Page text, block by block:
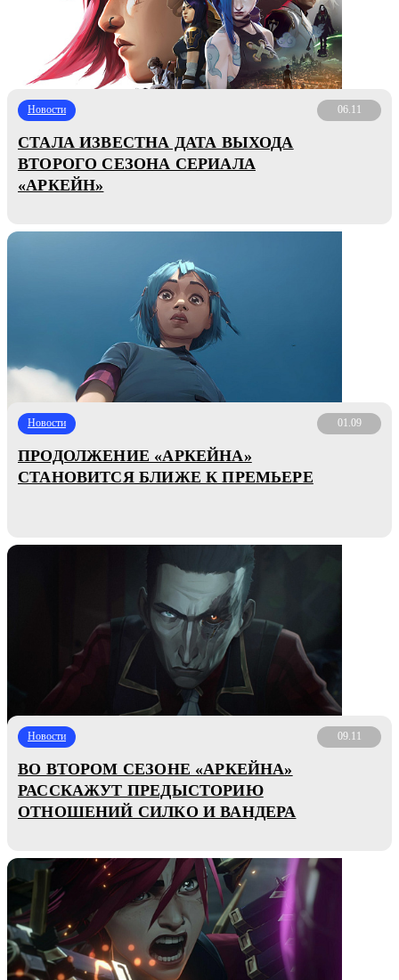
Новости 06.11
СТАЛА ИЗВЕСТНА ДАТА ВЫХОДА
ВТОРОГО СЕЗОНА СЕРИАЛА
«АРКЕЙН»
Новости 01.09
ПРОДОЛЖЕНИЕ «АРКЕЙНА»
СТАНОВИТСЯ БЛИЖЕ К ПРЕМЬЕРЕ
Новости 09.11
ВО ВТОРОМ СЕЗОНЕ «АРКЕЙНА»
РАССКАЖУТ ПРЕДЫСТОРИЮ
ОТНОШЕНИЙ СИЛКО И ВАНДЕРА